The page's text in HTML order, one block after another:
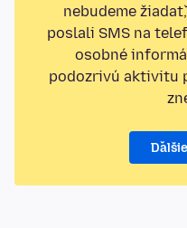
nebudeme
poslali SMS na
osobné
podozrivú aktivitu